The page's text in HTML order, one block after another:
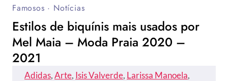
Famosos · Notícias
Estilos de biquínis mais usados por
Mel Maia – Moda Praia 2020 –
2021
Adidas, Arte, Isis Valverde, Larissa Manoela